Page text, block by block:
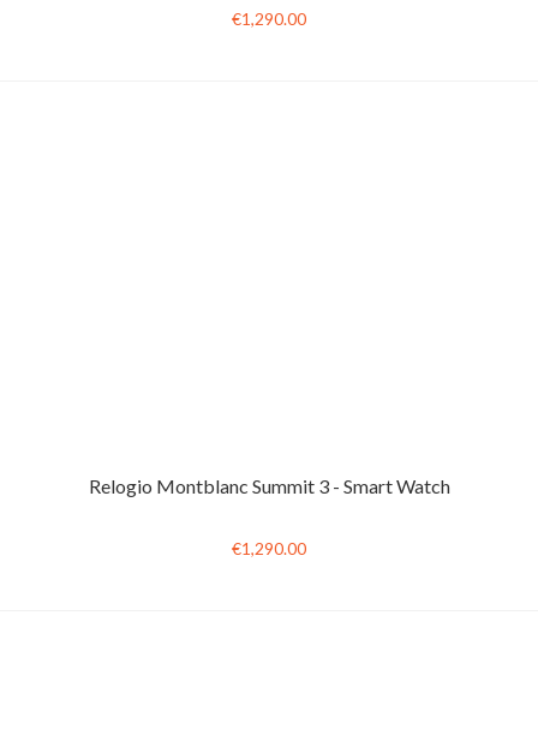
€1,290.00
Relogio Montblanc Summit 3 - Smart Watch
€1,290.00